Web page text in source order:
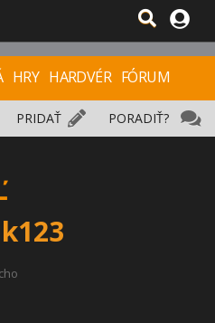
HRY HARDVÉR FÓRUM
PORADIŤ?
PRIDAŤ